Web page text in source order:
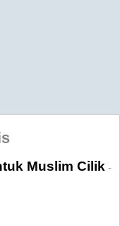
Muslim Cilik -